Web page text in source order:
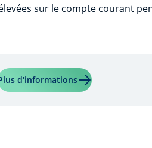
sur le compte courant
d'informationsEn savoir plus sur